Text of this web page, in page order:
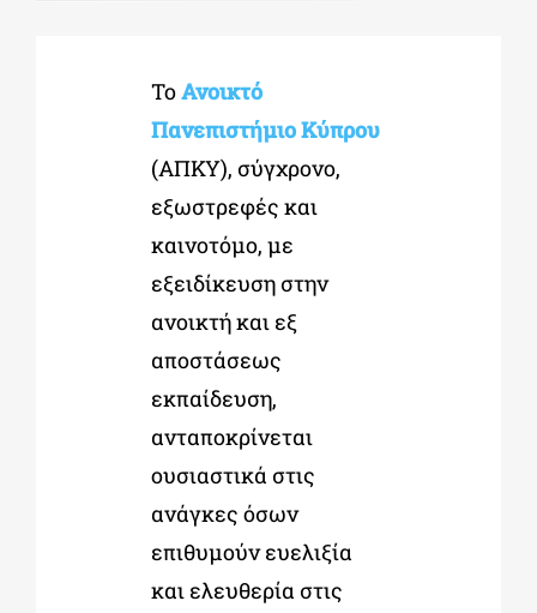
ΤοΑνοικτό
Πανεπιστήμιο Κύπρου
(ΑΠΚΥ), σύγχρονο,
εξωστρεφές και
καινοτόμο, με
εξειδίκευση στην
ανοικτή και εξ
αποστάσεως
εκπαίδευση,
ανταποκρίνεται
ουσιαστικά στις
ανάγκες όσων
επιθυμούν ευελιξία
και ελευθερία στις